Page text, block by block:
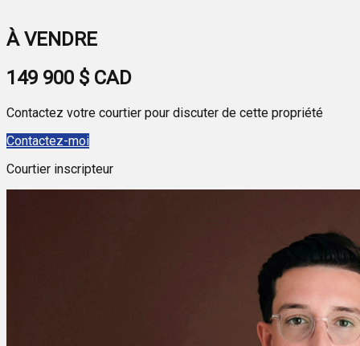
112 Rue Augusta J3P4B6 Sorel-Tracy Montérégie
Sorel
+
À VENDRE
149 900 $ CAD
Contactez votre courtier pour discuter de cette propriété
Contactez-moi
Courtier inscripteur